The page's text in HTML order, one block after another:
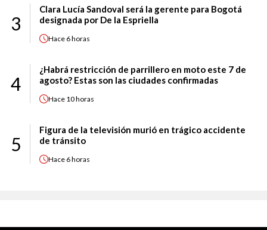
3
Clara Lucía Sandoval será la gerente para Bogotá
designada por De la Espriella
Hace 6 horas
4
¿Habrá restricción de parrillero en moto este 7 de
agosto? Estas son las ciudades confirmadas
Hace 10 horas
5
Figura de la televisión murió en trágico accidente
de tránsito
Hace 6 horas